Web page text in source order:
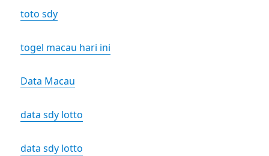
toto sdy
togel macau hari ini
Data Macau
data sdy lotto
data sdy lotto